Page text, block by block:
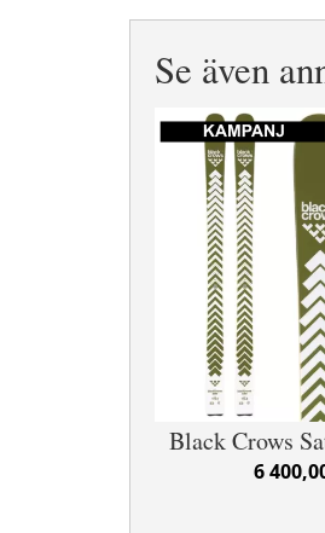
Se även
Black Crows
6